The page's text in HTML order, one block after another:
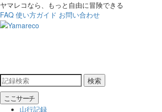
ヤマレコなら、もっと自由に冒険できる
FAQ 使い方ガイド お問い合わせ
検索
ここサーチ
山行記録